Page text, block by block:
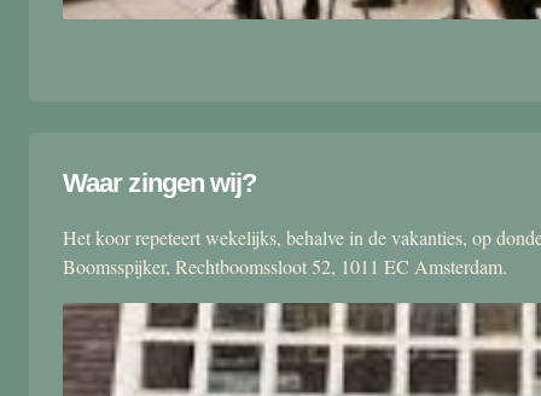
Waar zingen wij?
Het koor repeteert wekelijks, behalve in de vakanties, op
Boomsspijker, Rechtboomssloot 52, 1011 EC Amsterdam.